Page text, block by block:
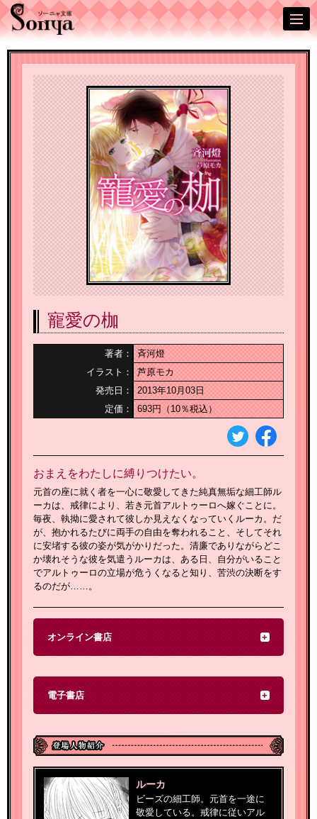
寵愛の枷
著者：
斉河燈
イラスト：
芦原モカ
発売日：
2013年10月03日
定価：
693円（10％税込）
おまえをわたしに縛りつけたい。
元首の座に就く者を一心に敬愛してきた純真無垢な細工師ル
ーカは、戒律により、若き元首アルトゥーロへ嫁ぐことに。
毎夜、執拗に愛されて彼しか見えなくなっていくルーカ。だ
が、抱かれるたびに両手の自由を奪われること、そしてそれ
に安堵する彼の姿が気がかりだった。清廉でありながらどこ
か壊れそうな彼を気遣うルーカは、ある日、自分がいること
でアルトゥーロの立場が危うくなると知り、苦渋の決断をす
るのだが……。
オンライン書店
電子書店
ルーカ
ビーズの細工師。元首を一途に
敬愛している。戒律に従いアル